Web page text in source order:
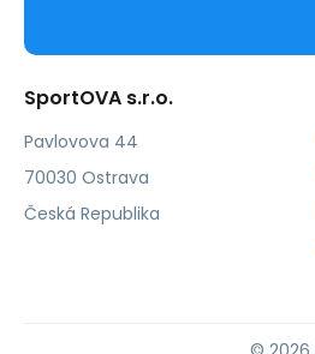
SportOVA s.r.o.
Pavlovova 44
70030 Ostrava
Česká Republika